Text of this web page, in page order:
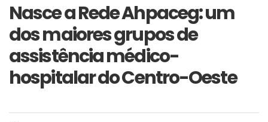
Nasce a Rede Ahpaceg: um
dos maiores grupos de
assistência médico-
hospitalar do Centro-Oeste